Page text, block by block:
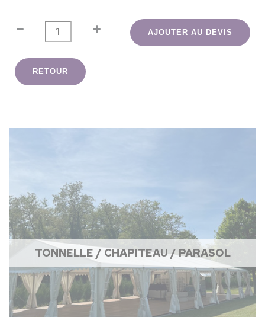
AJOUTER AU DEVIS
RETOUR
TONNELLE / CHAPITEAU / PARASOL